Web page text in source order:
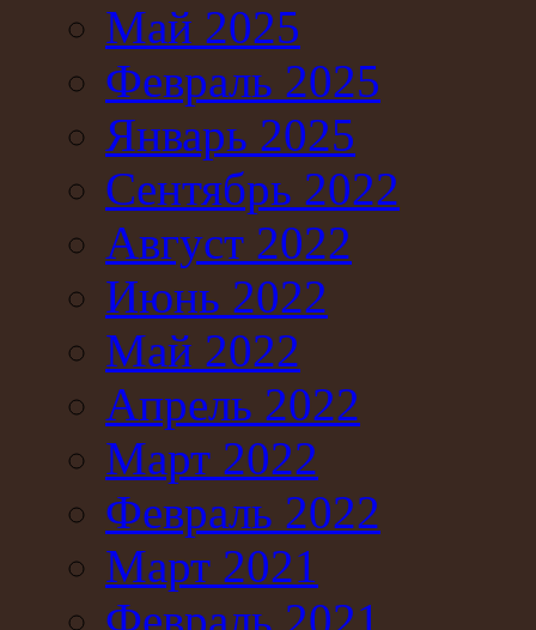
Май 2025
Февраль 2025
Январь 2025
Сентябрь 2022
Август 2022
Июнь 2022
Май 2022
Апрель 2022
Март 2022
Февраль 2022
Март 2021